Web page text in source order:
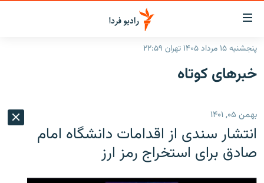
لینک‌های
قابلیت
دسترسی
بازگشت
اصلی
رفتن
صفحه
ایران
رادیو
انتخاب کنید و بشنوید
پادکست
پنجشنبه ۱۵ مرداد ۱۴۰۵ تهران ۲۲:۵۹
خبرهای کوتاه
بهمن ۰۵, ۱۴۰۱
انتشار سندی از اقدامات دانشگاه امام
صادق برای استخراج رمز ارز